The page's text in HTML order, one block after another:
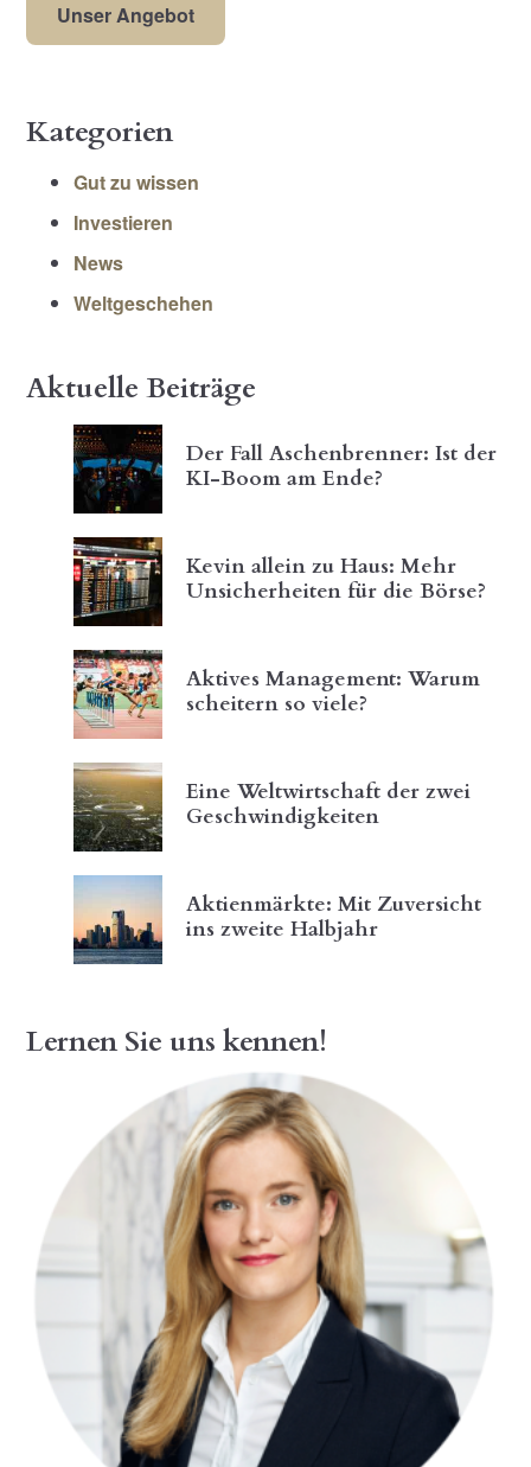
Unser Angebot
Kategorien
Gut zu wissen
Investieren
News
Weltgeschehen
Aktuelle Beiträge
Der Fall Aschenbrenner: Ist der
KI-Boom am Ende?
Kevin allein zu Haus: Mehr
Unsicherheiten für die Börse?
Aktives Management: Warum
scheitern so viele?
Eine Weltwirtschaft der zwei
Geschwindigkeiten
Aktienmärkte: Mit Zuversicht
ins zweite Halbjahr
Lernen Sie uns kennen!